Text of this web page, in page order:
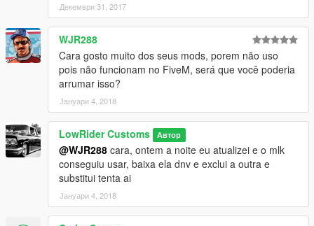
Декември 31, 2017
WJR288
Cara gosto muito dos seus mods, porem não uso
pois não funcionam no FiveM, será que você poderia
arrumar isso?
Јануари 4, 2018
LowRider Customs Автор
@WJR288 cara, ontem a noite eu atualizei e o mlk
conseguiu usar, baixa ela dnv e exclui a outra e
substitui tenta ai
Јануари 4, 2018